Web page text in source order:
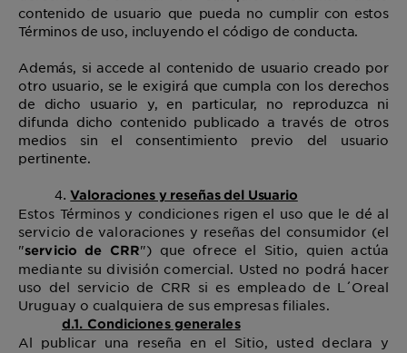
contenido de usuario que pueda no cumplir con estos
Términos de uso, incluyendo el código de conducta.
Además, si accede al contenido de usuario creado por
otro usuario, se le exigirá que cumpla con los derechos
de dicho usuario y, en particular, no reproduzca ni
difunda dicho contenido publicado a través de otros
medios sin el consentimiento previo del usuario
pertinente.
Valoraciones y reseñas del Usuario
Estos Términos y condiciones rigen el uso que le dé al
servicio de valoraciones y reseñas del consumidor (el
"servicio de CRR") que ofrece el Sitio, quien actúa
mediante su división comercial. Usted no podrá hacer
uso del servicio de CRR si es empleado de L´Oreal
Uruguay o cualquiera de sus empresas filiales.
d.1. Condiciones generales
Al publicar una reseña en el Sitio, usted declara y